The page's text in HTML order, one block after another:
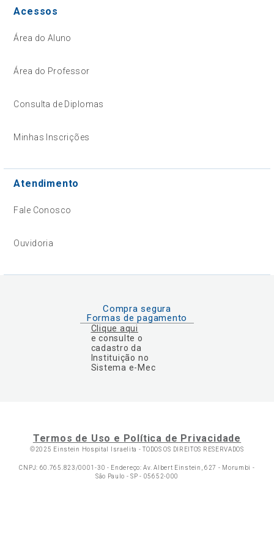
Acessos
Área do Aluno
Área do Professor
Consulta de Diplomas
Minhas Inscrições
Atendimento
Fale Conosco
Ouvidoria
Compra segura
Formas de pagamento
Clique aqui
e consulte o
cadastro da
Instituição no
Sistema e-Mec
Termos de Uso e Política de Privacidade
©2025 Einstein Hospital Israelita -TODOS OS DIREITOS RESERVADOS
CNPJ: 60.765.823/0001-30 - Endereço: Av. Albert Einstein, 627 - Morumbi -
São Paulo - SP - 05652-000